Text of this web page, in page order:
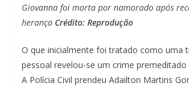
Giovanna foi morta por namorado após
herança Crédito: Reprodução
O que inicialmente foi tratado como uma
pessoal revelou-se um crime premeditado
A Polícia Civil prendeu Adailton Martins